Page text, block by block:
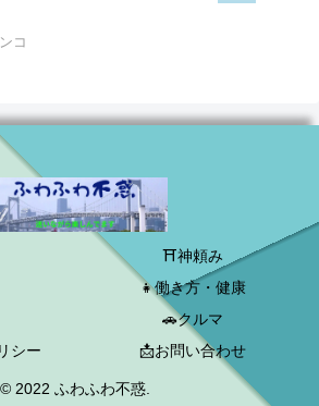
コ
⛩神頼み
👧働き方・健康
🚗クルマ
シー
📩お問い合わせ
© 2022 ふわふわ不惑.